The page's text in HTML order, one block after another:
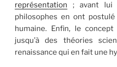
représentation ; avant lui
philosophes en ont
humaine. Enfin, le
jusqu’à des théories
renaissance qui en fait une